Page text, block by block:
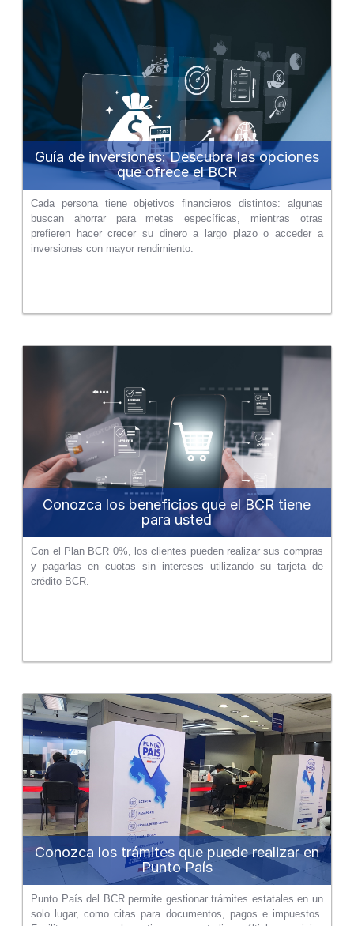
Guía de inversiones: Descubra las opciones
que ofrece el BCR
Cada persona tiene objetivos financieros distintos: algunas
buscan ahorrar para metas específicas, mientras otras
prefieren hacer crecer su dinero a largo plazo o acceder a
inversiones con mayor rendimiento.
Conozca los beneficios que el BCR tiene
para usted
Con el Plan BCR 0%, los clientes pueden realizar sus compras
y pagarlas en cuotas sin intereses utilizando su tarjeta de
crédito BCR.
Conozca los trámites que puede realizar en
Punto País
Punto País del BCR permite gestionar trámites estatales en un
solo lugar, como citas para documentos, pagos e impuestos.